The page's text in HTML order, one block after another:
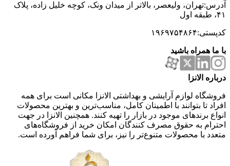
آدرس:تهران، ولیعصر، بالاتر از میدان ونک، کوچه خلیل زاده، پلاک
۴۱، طبقه اول
کدپستی:۱۹۶۹۷۵۴۸۶۴
با ما همراه باشید
درباره الانزا
فروشگاه لوازم آرایشی و بهداشتی الانزا مکانی است برای همه
افراد تا بتوانند با اطمینان کامل، مناسب‌ترین و بهترین محصولات
انواع برندهای موجود در بازار را تهیه کنند. همچنین الانزا در جهت
احترام به حقوق مصرف کنندگان امکان خرید از فروشگاه‌های
متعدد با محصولات متنوع‌تر را نیز، برای شما فراهم آورده است.